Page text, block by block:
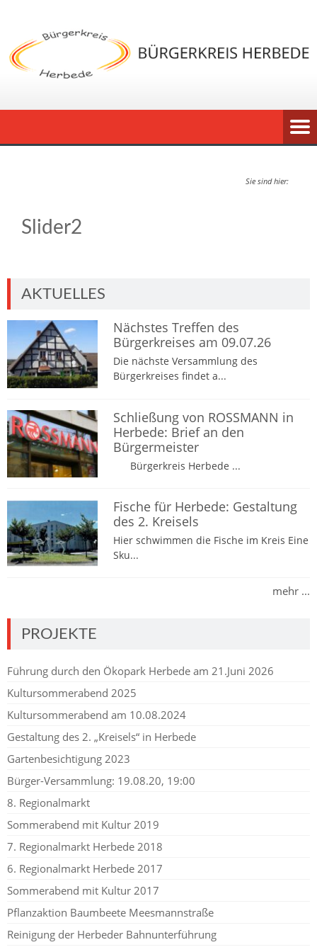
Sie sind hier:
Slider2
AKTUELLES
Nächstes Treffen des
Bürgerkreises am 09.07.26
Die nächste Versammlung des
Bürgerkreises findet a...
Schließung von ROSSMANN in
Herbede: Brief an den
Bürgermeister
Bürgerkreis Herbede ...
Fische für Herbede: Gestaltung
des 2. Kreisels
Hier schwimmen die Fische im Kreis Eine
Sku...
mehr ...
PROJEKTE
Führung durch den Ökopark Herbede am 21.Juni 2026
Kultursommerabend 2025
Kultursommerabend am 10.08.2024
Gestaltung des 2. „Kreisels“ in Herbede
Gartenbesichtigung 2023
Bürger-Versammlung: 19.08.20, 19:00
8. Regionalmarkt
Sommerabend mit Kultur 2019
7. Regionalmarkt Herbede 2018
6. Regionalmarkt Herbede 2017
Sommerabend mit Kultur 2017
Pflanzaktion Baumbeete Meesmannstraße
Reinigung der Herbeder Bahnunterführung